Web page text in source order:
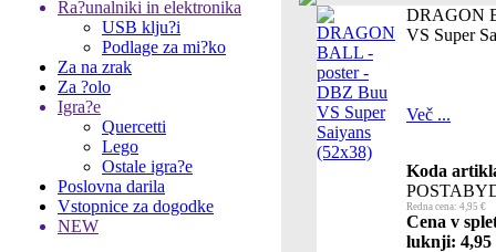
Ra?unalniki in elektronika
USB klju?i
Podlage za mi?ko
Za na zrak
Za ?olo
Igra?e
Quercetti
Lego
Ostale igra?e
Poslovna darila
Vstopnice za dogodke
NEW
DRAGON
VS Super
Več ...
Koda
Redna cena: 4,95 €
Cena v
luknji: 4,95